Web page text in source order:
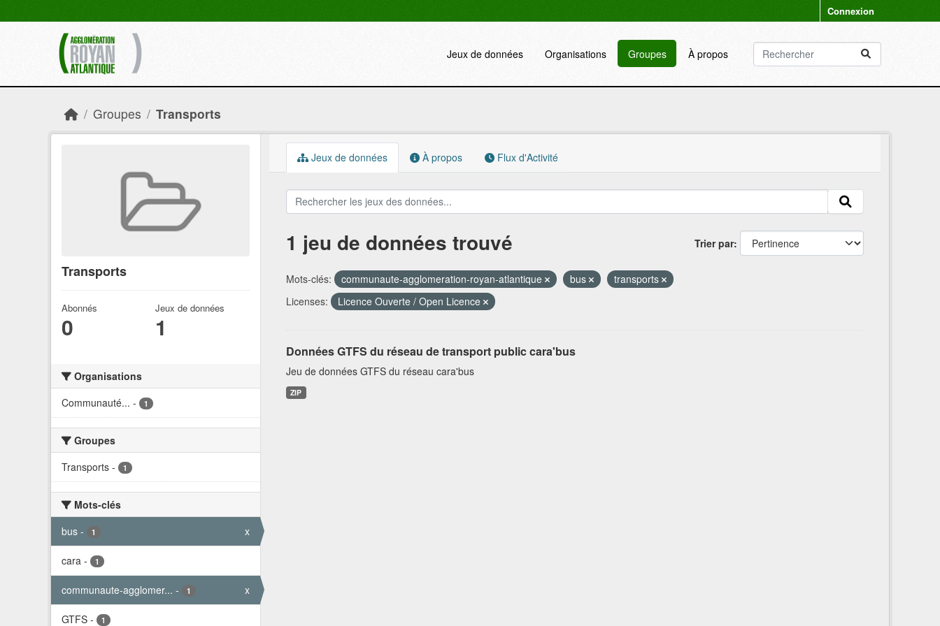
Connexion
Jeux de données Organisations Groupes À propos
Groupes Transports
Transports
Abonnés
0
Jeux de données
1
Organisations
Communauté... - 1
Groupes
Transports - 1
Mots-clés
bus - 1 x
cara - 1
communaute-agglomer... - 1 x
GTFS - 1
Jeux de données À propos Flux d'Activité
Trier par
1 jeu de données trouvé
Mots-clés: communaute-agglomeration-royan-atlantique bus
transports
Licenses:
Licence Ouverte / Open Licence
Données GTFS du réseau de transport public cara'bus
Jeu de données GTFS du réseau cara'bus
ZIP